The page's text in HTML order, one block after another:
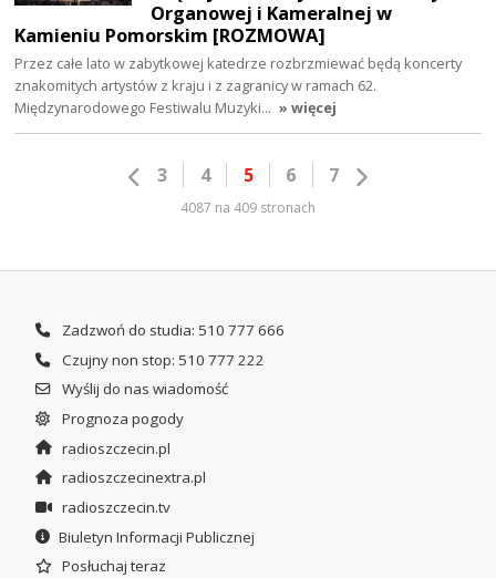
Organowej i Kameralnej w
Kamieniu Pomorskim [ROZMOWA]
Przez całe lato w zabytkowej katedrze rozbrzmiewać będą koncerty
znakomitych artystów z kraju i z zagranicy w ramach 62.
Międzynarodowego Festiwalu Muzyki… » więcej
3 4 5 6 7
4087 na 409 stronach
Zadzwoń do studia: 510 777 666
Czujny non stop: 510 777 222
Wyślij do nas wiadomość
Prognoza pogody
radioszczecin.pl
radioszczecinextra.pl
radioszczecin.tv
Biuletyn Informacji Publicznej
Posłuchaj teraz